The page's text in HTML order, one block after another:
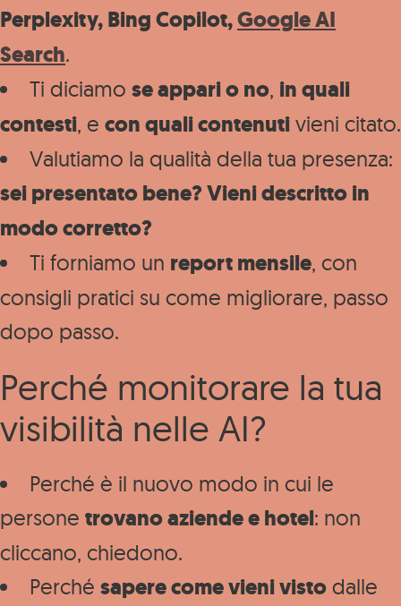
Perplexity, Bing Copilot,Google AI
Search.
Ti diciamo se appari o no, in quali
contesti, e con quali contenuti vieni citato.
Valutiamo la qualità della tua presenza:
sei presentato bene? Vieni descritto in
modo corretto?
Ti forniamo un report mensile, con
consigli pratici su come migliorare, passo
dopo passo.
Perché monitorare la tua
visibilità nelle AI?
Perché è il nuovo modo in cui le
persone trovano aziende e hotel: non
cliccano, chiedono.
Perché sapere come vieni visto dalle